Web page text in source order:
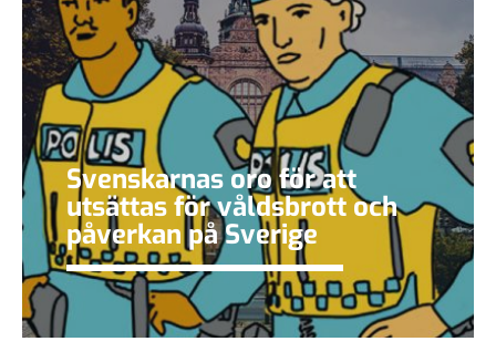
Svenskarnas oro för att
utsättas för våldsbrott och
påverkan på Sverige